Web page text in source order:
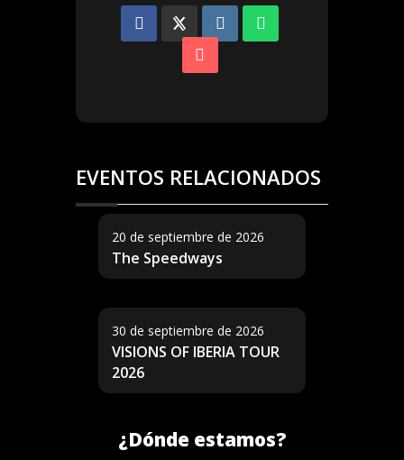
EVENTOS RELACIONADOS
20 de septiembre de 2026
The Speedways
30 de septiembre de 2026
VISIONS OF IBERIA TOUR
2026
¿Dónde estamos?